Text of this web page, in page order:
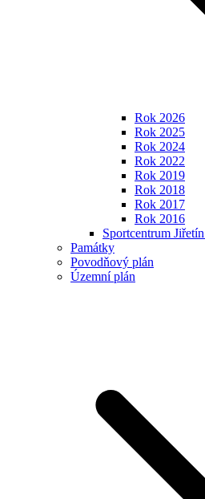
Rok 2026
Rok 2025
Rok 2024
Rok 2022
Rok 2019
Rok 2018
Rok 2017
Rok 2016
Sportcentrum
Památky
Povodňový plán
Územní plán